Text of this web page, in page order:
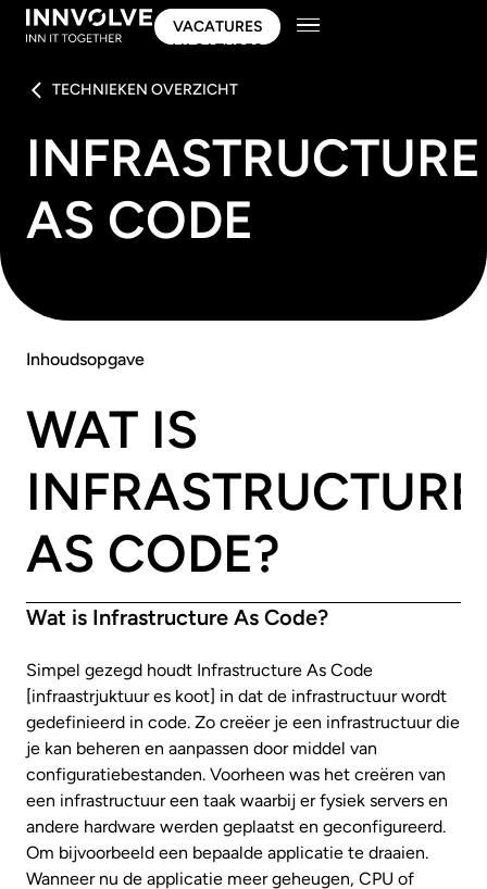
VACATURES
VACATURES
TECHNIEKEN OVERZICHT
INFRASTRUCTURE
AS CODE
Inhoudsopgave
WAT IS
INFRASTRUCTURE
AS CODE?
Wat is Infrastructure As Code?
Simpel gezegd houdt Infrastructure As Code
[infraastrjuktuur es koot] in dat de infrastructuur wordt
gedefinieerd in code. Zo creëer je een infrastructuur die
je kan beheren en aanpassen door middel van
configuratiebestanden. Voorheen was het creëren van
een infrastructuur een taak waarbij er fysiek servers en
andere hardware werden geplaatst en geconfigureerd.
Om bijvoorbeeld een bepaalde applicatie te draaien.
Wanneer nu de applicatie meer geheugen, CPU of